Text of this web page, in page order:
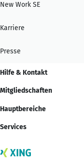
New Work SE
Karriere
Presse
Hilfe & Kontakt
Mitgliedschaften
Hauptbereiche
Services